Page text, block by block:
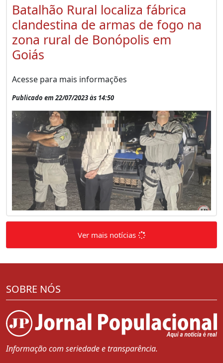
Batalhão Rural localiza fábrica
clandestina de armas de fogo na
zona rural de Bonópolis em
Goiás
Acesse para mais informações
Publicado em 22/07/2023 às 14:50
Ver mais notícias
SOBRE NÓS
Informação com seriedade e transparência.